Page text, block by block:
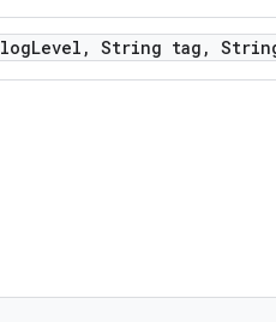
logLevel , String tag ,